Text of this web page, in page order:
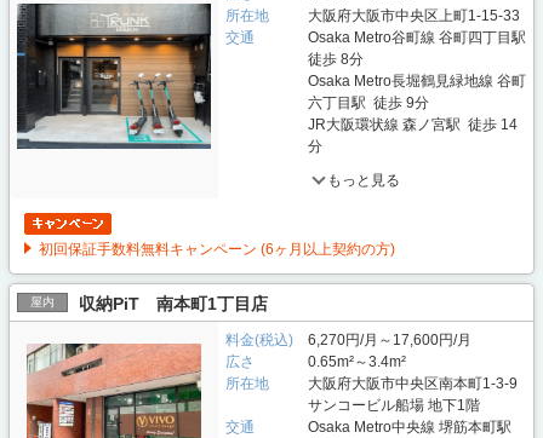
所在地
大阪府大阪市中央区上町1-15-33
交通
Osaka Metro谷町線 谷町四丁目駅
徒歩 8分
Osaka Metro長堀鶴見緑地線 谷町
六丁目駅 徒歩 9分
JR大阪環状線 森ノ宮駅 徒歩 14
分
もっと見る
初回保証手数料無料キャンペーン (6ヶ月以上契約の方)
屋内 収納PiT 南本町1丁目店
料金(税込)
6,270円/月～17,600円/月
広さ
0.65m²～3.4m²
所在地
大阪府大阪市中央区南本町1-3-9
サンコービル船場 地下1階
交通
Osaka Metro中央線 堺筋本町駅